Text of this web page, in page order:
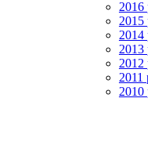
2016
2015
2014
2013
2012
2011
2010